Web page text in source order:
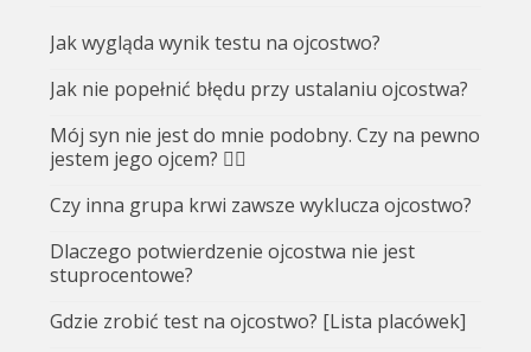
Jak wygląda wynik testu na ojcostwo?
Jak nie popełnić błędu przy ustalaniu ojcostwa?
Mój syn nie jest do mnie podobny. Czy na pewno
jestem jego ojcem? 🤷‍♂️
Czy inna grupa krwi zawsze wyklucza ojcostwo?
Dlaczego potwierdzenie ojcostwa nie jest
stuprocentowe?
Gdzie zrobić test na ojcostwo? [Lista placówek]